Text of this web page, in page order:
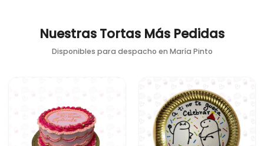
Nuestras Tortas Más Pedidas
Disponibles para despacho en María Pinto